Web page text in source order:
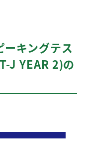
キングテス
J YEAR 2)の